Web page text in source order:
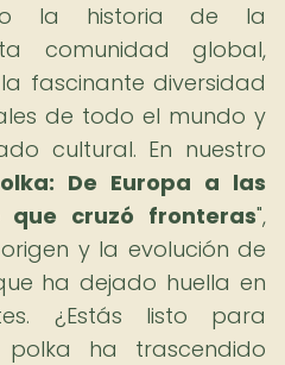
la historia de la
comunidad global,
fascinante diversidad
de todo el mundo y
cultural. En nuestro
De Europa a las
que cruzó fronteras",
y la evolución de
ha dejado huella en
¿Estás listo para
ha trascendido